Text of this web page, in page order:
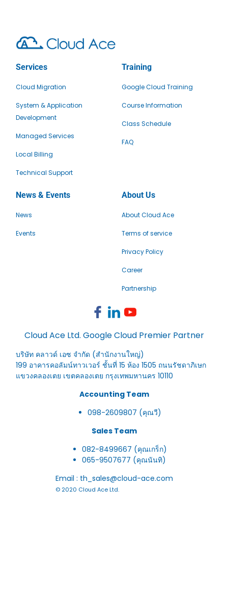
Services
Cloud Migration
System & Application
Development
Managed Services
Local Billing
Technical Support
Training
Google Cloud Training
Course Information
Class Schedule
FAQ
News & Events
News
Events
About Us
About Cloud Ace
Terms of service
Privacy Policy
Career
Partnership
Cloud Ace Ltd. Google Cloud Premier Partner
บริษัท คลาวด์ เอซ จำกัด (สำนักงานใหญ่)
199 อาคารคอลัมน์ทาวเวอร์ ชั้นที่ 15 ห้อง 1505 ถนนรัชดาภิเษก
แขวงคลองเตย เขตคลองเตย กรุงเทพมหานคร 10110
Accounting Team
098-2609807 (คุณวี)
Sales Team
082-8499667 (คุณเกร็ก)
065-9507677 (คุณนันทิ)
Email : th_sales@cloud-ace.com
© 2020 Cloud Ace Ltd.